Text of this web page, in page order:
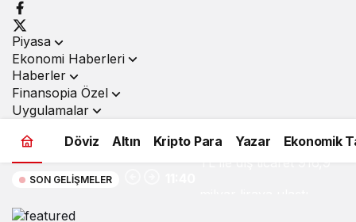
Piyasa
Ekonomi Haberleri
Haberler
Finansopia Özel
Uygulamalar
Döviz
Altın Kripto Para Yazar Ekonomik
SON GELIŞMELER
TL ile dış ticaret 916,9